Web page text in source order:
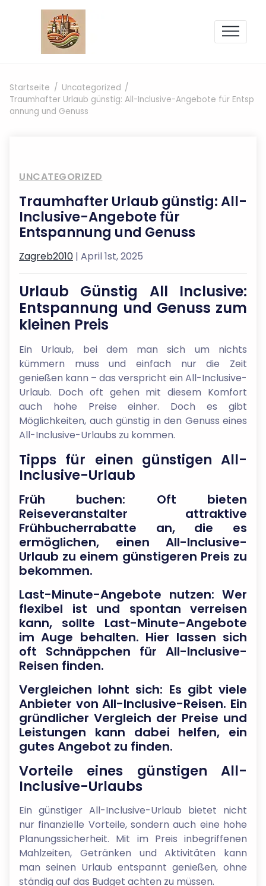
Zum Inhalt springen
Startseite
Uncategorized
Traumhafter Urlaub günstig: All-Inclusive-Angebote für Entsp
annung und Genuss
UNCATEGORIZED
Traumhafter Urlaub günstig: All-
Inclusive-Angebote für
Entspannung und Genuss
Zagreb2010 | April 1st, 2025
Urlaub Günstig All Inclusive:
Entspannung und Genuss zum
kleinen Preis
Ein Urlaub, bei dem man sich um nichts
kümmern muss und einfach nur die Zeit
genießen kann – das verspricht ein All-Inclusive-
Urlaub. Doch oft gehen mit diesem Komfort
auch hohe Preise einher. Doch es gibt
Möglichkeiten, auch günstig in den Genuss eines
All-Inclusive-Urlaubs zu kommen.
Tipps für einen günstigen All-
Inclusive-Urlaub
Früh buchen: Oft bieten
Reiseveranstalter attraktive
Frühbucherrabatte an, die es
ermöglichen, einen All-Inclusive-
Urlaub zu einem günstigeren Preis zu
bekommen.
Last-Minute-Angebote nutzen: Wer
flexibel ist und spontan verreisen
kann, sollte Last-Minute-Angebote
im Auge behalten. Hier lassen sich
oft Schnäppchen für All-Inclusive-
Reisen finden.
Vergleichen lohnt sich: Es gibt viele
Anbieter von All-Inclusive-Reisen. Ein
gründlicher Vergleich der Preise und
Leistungen kann dabei helfen, ein
gutes Angebot zu finden.
Vorteile eines günstigen All-
Inclusive-Urlaubs
Ein günstiger All-Inclusive-Urlaub bietet nicht
nur finanzielle Vorteile, sondern auch eine hohe
Planungssicherheit. Mit im Preis inbegriffenen
Mahlzeiten, Getränken und Aktivitäten kann
man seinen Urlaub entspannt genießen, ohne
ständig auf das Budget achten zu müssen.